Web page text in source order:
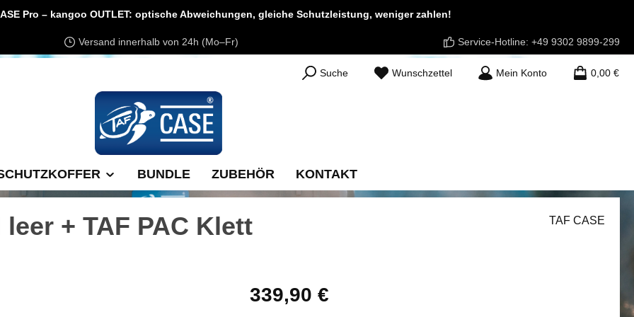
Pro – kangoo OUTLET: optische Abweichungen, gleiche Schutzleistung, weniger zahlen!
Versand innerhalb von 24h (Mo–Fr) Service-Hotline: +49 9302 9899-299
Suche WunschzettelDu hast 0 Produkte auf dem Merkzettel
Mein Konto 0,00 €
BUNDLE ZUBEHÖR KONTAKT
+ TAF PAC Klett TAF CASE
Regulärer Preis:
339,90 €